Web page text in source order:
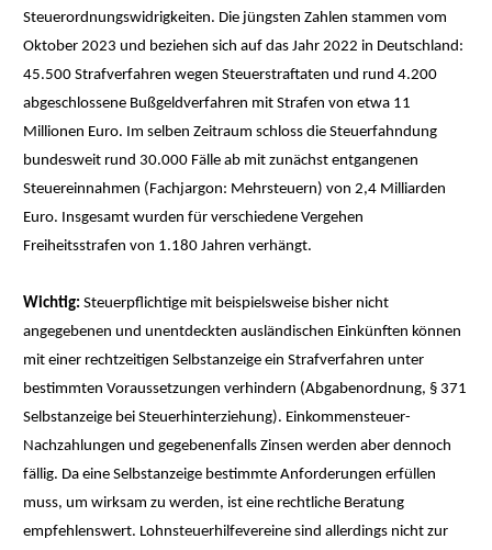
Steuerordnungswidrigkeiten. Die jüngsten Zahlen stammen vom
Oktober 2023 und beziehen sich auf das Jahr 2022 in Deutschland:
45.500 Strafverfahren wegen Steuerstraftaten und rund 4.200
abgeschlossene Bußgeldverfahren mit Strafen von etwa 11
Millionen Euro. Im selben Zeitraum schloss die Steuerfahndung
bundesweit rund 30.000 Fälle ab mit zunächst entgangenen
Steuereinnahmen (Fachjargon: Mehrsteuern) von 2,4 Milliarden
Euro. Insgesamt wurden für verschiedene Vergehen
Freiheitsstrafen von 1.180 Jahren verhängt.
Wichtig: Steuerpflichtige mit beispielsweise bisher nicht
angegebenen und unentdeckten ausländischen Einkünften können
mit einer rechtzeitigen Selbstanzeige ein Strafverfahren unter
bestimmten Voraussetzungen verhindern (Abgabenordnung, § 371
Selbstanzeige bei Steuerhinterziehung). Einkommensteuer-
Nachzahlungen und gegebenenfalls Zinsen werden aber dennoch
fällig. Da eine Selbstanzeige bestimmte Anforderungen erfüllen
muss, um wirksam zu werden, ist eine rechtliche Beratung
empfehlenswert. Lohnsteuerhilfevereine sind allerdings nicht zur